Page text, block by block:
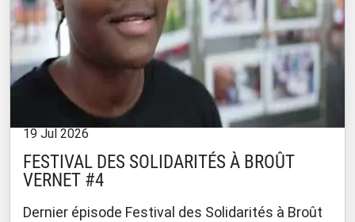
19 Jul 2026
FESTIVAL DES SOLIDARITÉS À BROÛT
VERNET #4
Dernier épisode Festival des Solidarités à Broût